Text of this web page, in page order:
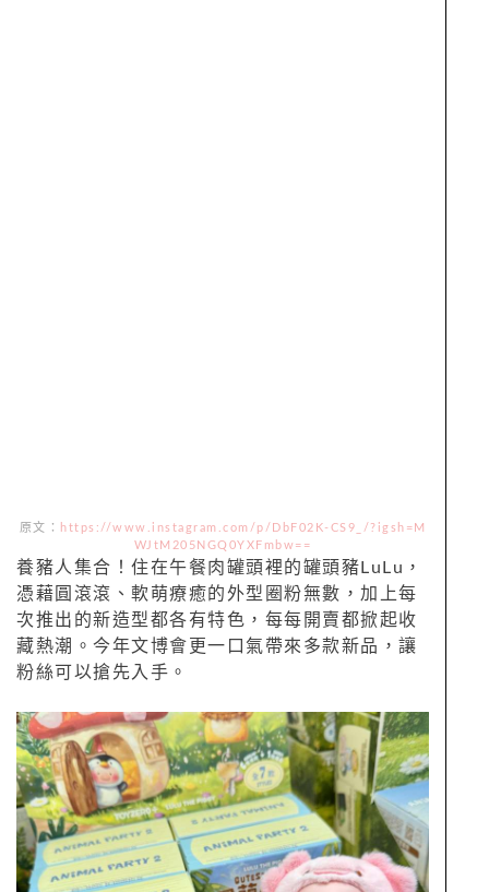
原文：
https://www.instagram.com/p/DbF02K-CS9_/?igsh=M
WJtM205NGQ0YXFmbw==
養豬人集合！住在午餐肉罐頭裡的罐頭豬LuLu，
憑藉圓滾滾、軟萌療癒的外型圈粉無數，加上每
次推出的新造型都各有特色，每每開賣都掀起收
藏熱潮。今年文博會更一口氣帶來多款新品，讓
粉絲可以搶先入手。